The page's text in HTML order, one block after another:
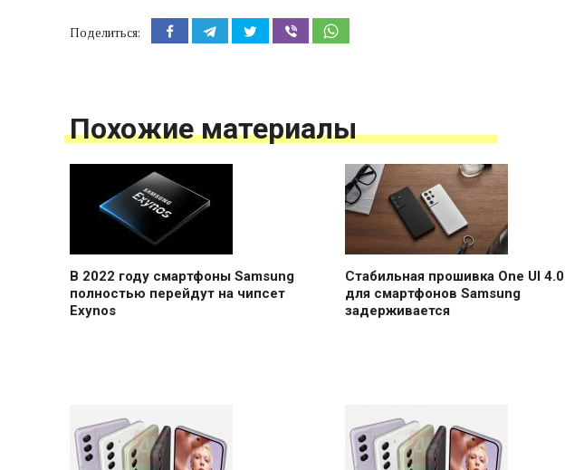
Поделиться:
Похожие материалы
В 2022 году смартфоны Samsung
полностью перейдут на чипсет
Exynos
Стабильная прошивка One UI 4.0
для смартфонов Samsung
задерживается